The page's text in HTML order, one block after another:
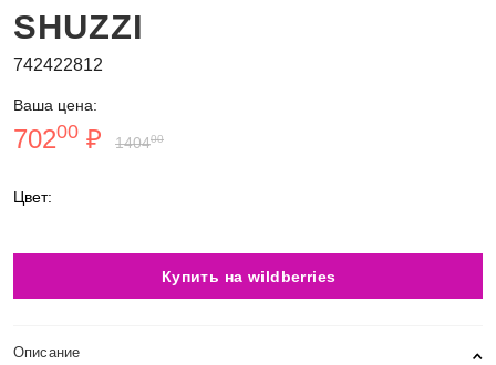
SHUZZI
742422812
Ваша цена:
70200 ₽ 140400
Цвет:
Купить на wildberries
Описание